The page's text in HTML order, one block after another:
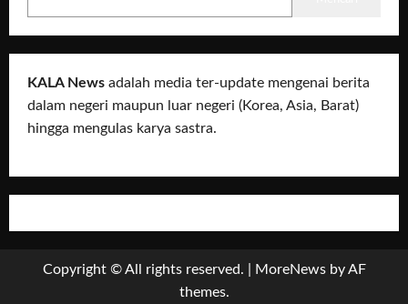
KALA News adalah media ter-update mengenai berita
dalam negeri maupun luar negeri (Korea, Asia, Barat)
hingga mengulas karya sastra.
Copyright © All rights reserved. MoreNewsby AF
themes.